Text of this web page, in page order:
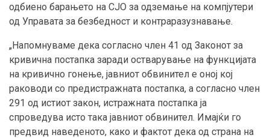
одбиено барањето на СЈО за одземање на компјутери
од Управата за безбедност и контраразузнавање.
„Напомнуваме дека согласно член 41 од Законот за
кривична постапка заради остварување на функцијата
на кривично гонење, јавниот обвинител е оној кој
раководи со предистражната постапка, а согласно член
291 од истиот закон, истражната постапка ја
спроведува исто така јавниот обвинител. Имајќи го
предвид наведеното, како и фактот дека од страна на